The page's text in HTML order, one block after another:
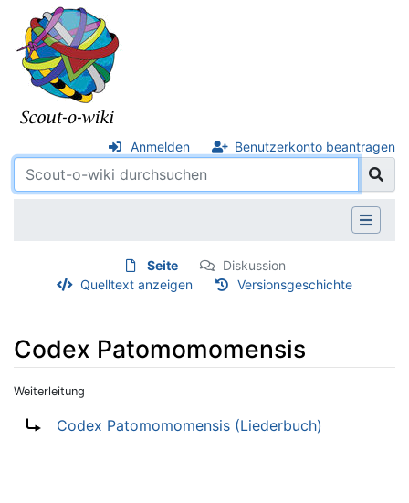
Anmelden Benutzerkonto beantragen
Seite
Diskussion
Quelltext anzeigen
Versionsgeschichte
Codex Patomomomensis
Weiterleitung
Codex Patomomomensis (Liederbuch)